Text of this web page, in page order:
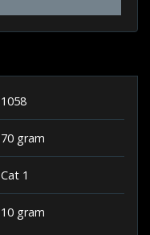
1058
70 gram
Cat 1
10 gram